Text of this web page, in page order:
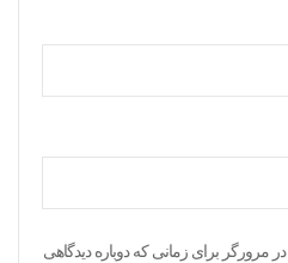
مرورگر برای زمانی که دوباره دیدگاهی